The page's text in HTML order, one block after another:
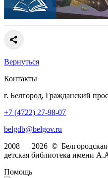
Вернуться
Контакты
г. Белгород, Гражданский
+7 (4722) 27-98-07
belgdb@belgov.ru
2008 — 2026 © Белгородская
детская библиотека имени
Помощь